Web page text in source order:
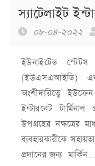
স্যাটেলাইট
০৮-০৪-২০২২
ইউনাইটেড স্টেটস
(ইউএসএআইডি)
অংশীদারিত্বে
ইন্টারনেট টার্মিনাল
উপগ্রহের নক্ষত্রের
ব্যবহারকারীকে
প্রদানের জন্য মার্কিন...